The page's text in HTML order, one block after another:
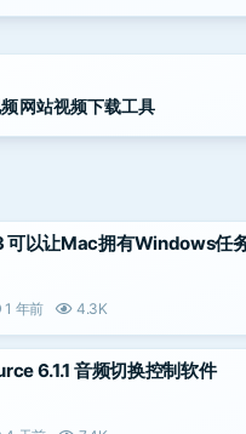
网站视频下载工具
可以让Mac拥有Windows任
1 年前 4.3K
6.1.1 音频切换控制软件